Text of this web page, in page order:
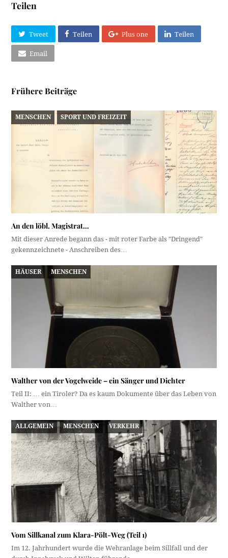
Teilen
Tweet Teilen Plus one Teilen
Email
Frühere Beiträge
MENSCHEN SPORT UND FREIZEIT
An den löbl. Magistrat…
Mit dieser Anrede begann das - mit roter Farbe als "Dringend"
gekennzeichnete - Anschreiben des…
HÄUSER MENSCHEN
Walther von der Vogelweide – ein Sänger und Dichter
Teil II: … ein Tiroler? Da es kaum Dokumente über das Leben von
Walther von…
ALLGEMEIN MENSCHEN VERKEHR
Vom Sillkanal zum Klara-Pölt-Weg (Teil 1)
Im 12. Jahrhundert wurde die Wehranlage beim Sillfall und der